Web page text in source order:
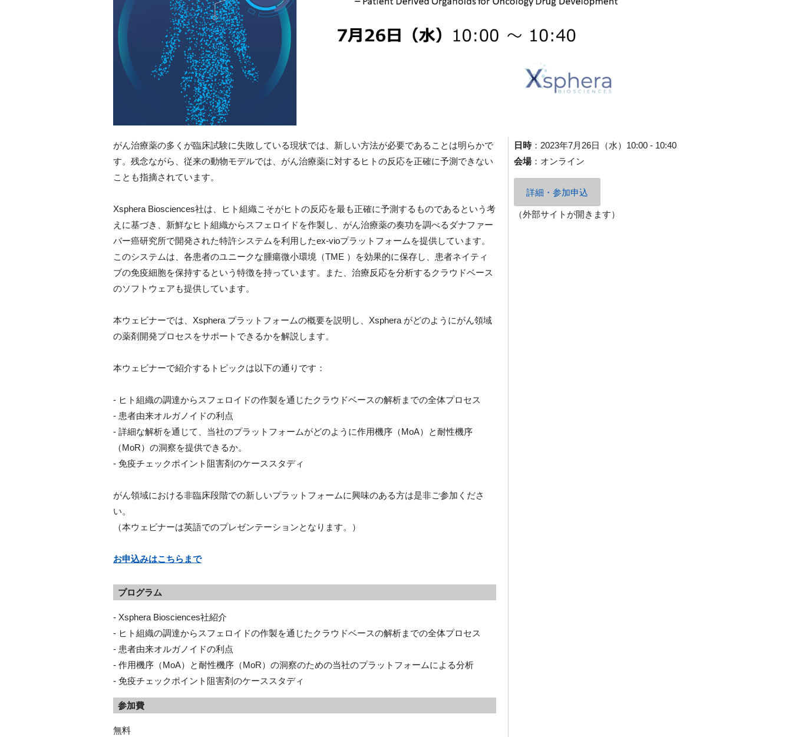
がん治療薬の多くが臨床試験に失敗している現状では、新しい方法が必要であることは明らかで
す。残念ながら、従来の動物モデルでは、がん治療薬に対するヒトの反応を正確に予測できない
ことも指摘されています。
Xsphera Biosciences社は、ヒト組織こそがヒトの反応を最も正確に予測するものであるという考
えに基づき、新鮮なヒト組織からスフェロイドを作製し、がん治療薬の奏功を調べるダナファー
バー癌研究所で開発された特許システムを利用したex-vioプラットフォームを提供しています。
このシステムは、各患者のユニークな腫瘍微小環境（TME ）を効果的に保存し、患者ネイティ
ブの免疫細胞を保持するという特徴を持っています。また、治療反応を分析するクラウドベース
のソフトウェアも提供しています。
本ウェビナーでは、Xsphera プラットフォームの概要を説明し、Xsphera がどのようにがん領域
の薬剤開発プロセスをサポートできるかを解説します。
本ウェビナーで紹介するトピックは以下の通りです：
- ヒト組織の調達からスフェロイドの作製を通じたクラウドベースの解析までの全体プロセス
- 患者由来オルガノイドの利点
- 詳細な解析を通じて、当社のプラットフォームがどのように作用機序（MoA）と耐性機序
（MoR）の洞察を提供できるか。
- 免疫チェックポイント阻害剤のケーススタディ
がん領域における非臨床段階での新しいプラットフォームに興味のある方は是非ご参加くださ
い。
（本ウェビナーは英語でのプレゼンテーションとなります。）
お申込みはこちらまで
プログラム
- Xsphera Biosciences社紹介
- ヒト組織の調達からスフェロイドの作製を通じたクラウドベースの解析までの全体プロセス
- 患者由来オルガノイドの利点
- 作用機序（MoA）と耐性機序（MoR）の洞察のための当社のプラットフォームによる分析
- 免疫チェックポイント阻害剤のケーススタディ
参加費
無料
日時： 2023年7月26日（水）10:00 - 10:40
会場： オンライン
詳細・参加申込
（外部サイトが開きます）